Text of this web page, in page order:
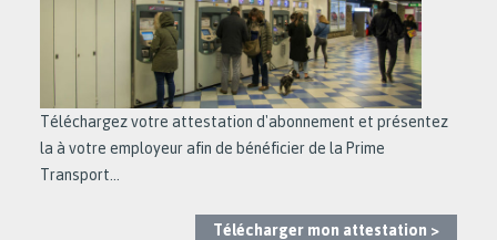
Téléchargez votre attestation d'abonnement et présentez
la à votre employeur afin de bénéficier de la Prime
Transport...
Télécharger mon attestation >